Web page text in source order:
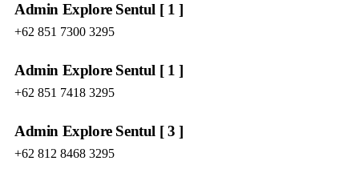
Admin Explore Sentul [ 1 ]
+62 851 7300 3295
Admin Explore Sentul [ 1 ]
+62 851 7418 3295
Admin Explore Sentul [ 3 ]
+62 812 8468 3295